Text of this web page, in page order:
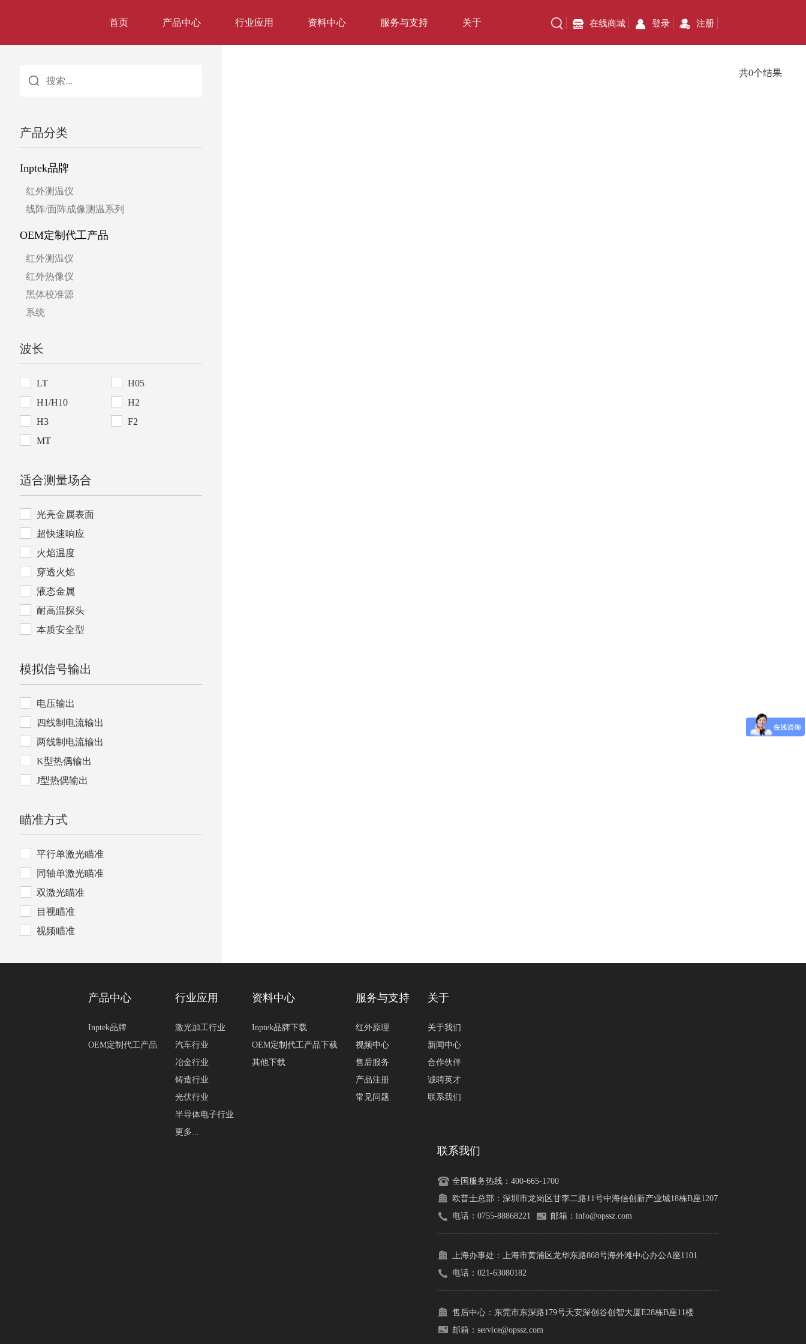
在线商城 登录 注册
首页 产品中心 行业应用 资料中心 服务与支持 关于
产品分类
Inptek品牌
红外测温仪
线阵/面阵成像测温系列
OEM定制代工产品
红外测温仪
红外热像仪
黑体校准源
系统
波长
LT
H05
H1/H10
H2
H3
F2
MT
适合测量场合
光亮金属表面
超快速响应
火焰温度
穿透火焰
液态金属
耐高温探头
本质安全型
模拟信号输出
电压输出
四线制电流输出
两线制电流输出
K型热偶输出
J型热偶输出
瞄准方式
平行单激光瞄准
同轴单激光瞄准
双激光瞄准
目视瞄准
视频瞄准
共0个结果
产品中心
Inptek品牌
OEM定制代工产品
行业应用
激光加工行业
汽车行业
冶金行业
铸造行业
光伏行业
半导体电子行业
更多...
资料中心
Inptek品牌下载
OEM定制代工产品下载
其他下载
服务与支持
红外原理
视频中心
售后服务
产品注册
常见问题
关于
关于我们
新闻中心
合作伙伴
诚聘英才
联系我们
联系我们
全国服务热线：400-665-1700
欧普士总部： 深圳市龙岗区甘李二路11号中海信创新产业城18栋B座1207
电话：0755-88868221
邮箱：info@opssz.com
上海办事处：
上海市黄浦区龙华东路868号海外滩中心办公A座1101
电话：021-63080182
售后中心： 东莞市东深路179号天安深创谷创智大厦E28栋B座11楼
邮箱：service@opssz.com